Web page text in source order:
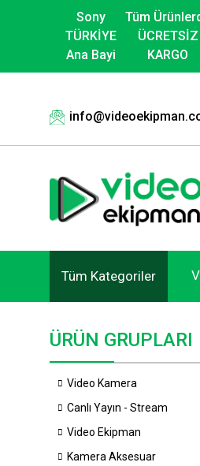
Sony
TÜRKİYE
Ana Bayi
Tüm
ÜCRETSİZ
KARGO
Tüm Kategoriler
ÜRÜN GRUPLARI
Video Kamera
Canlı Yayın - Stream
Video Ekipman
Kamera Aksesuar